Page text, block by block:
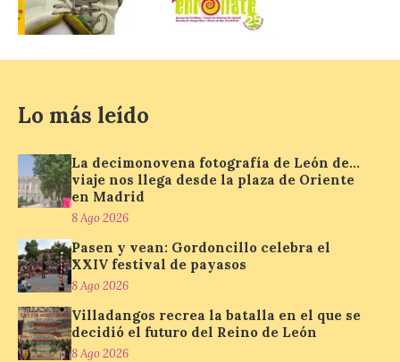
8 Ago 2026
Luis Nieto, que se acercó
hasta la feria acompañado
Cancillo Carro. Astorga, 8 de agosto de
2026. — La I Feria de […]
El Jamón de bellota 100 %
ibérico «Guillén» de
Guijuelo ha sido el
ganador al mejor jamón de
bellota ibérico
8 Ago 2026
Lo más leído
La decimonovena fotografía de León de…
viaje nos llega desde la plaza de Oriente
en Madrid
8 Ago 2026
Pasen y vean: Gordoncillo celebra el
XXIV festival de payasos
8 Ago 2026
Villadangos recrea la batalla en el que se
decidió el futuro del Reino de León
8 Ago 2026